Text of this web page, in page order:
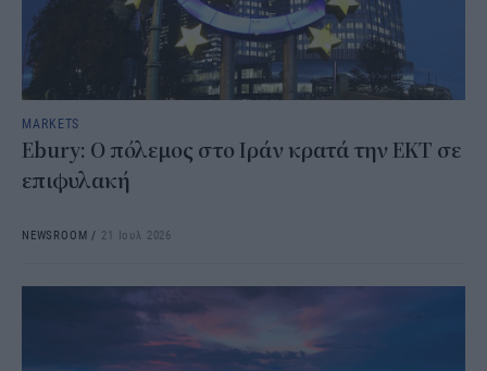
MARKETS
Ebury: Ο πόλεμος στο Ιράν κρατά την ΕΚΤ σε
επιφυλακή
NEWSROOM / 21 Ιουλ 2026